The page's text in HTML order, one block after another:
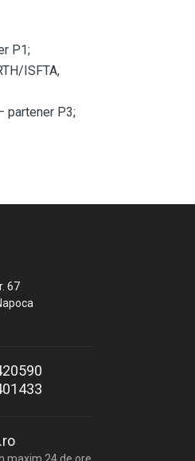
P1;
ISFTA,
partener P3;
67
maxim 24 de ore